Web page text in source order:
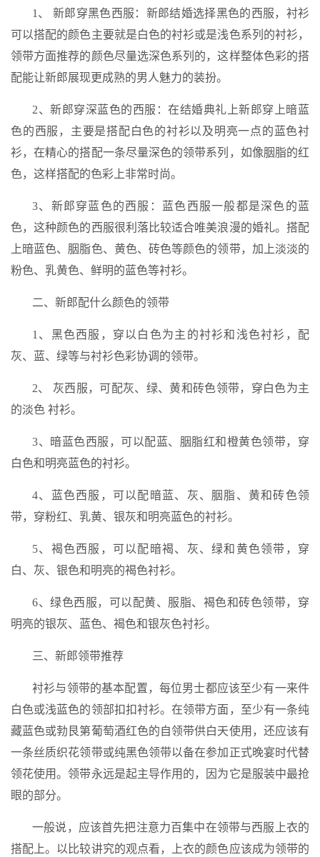
1、 新郎穿黑色西服：新郎结婚选择黑色的西服，衬衫
可以搭配的颜色主要就是白色的衬衫或是浅色系列的衬衫，
领带方面推荐的颜色尽量选深色系列的，这样整体色彩的搭
配能让新郎展现更成熟的男人魅力的装扮。
2、新郎穿深蓝色的西服：在结婚典礼上新郎穿上暗蓝
色的西服，主要是搭配白色的衬衫以及明亮一点的蓝色衬
衫，在精心的搭配一条尽量深色的领带系列，如像胭脂的红
色，这样搭配的色彩上非常时尚。
3、新郎穿蓝色的西服：蓝色西服一般都是深色的蓝
色，这种颜色的西服很利落比较适合唯美浪漫的婚礼。搭配
上暗蓝色、胭脂色、黄色、砖色等颜色的领带，加上淡淡的
粉色、乳黄色、鲜明的蓝色等衬衫。
二、新郎配什么颜色的领带
1、黑色西服，穿以白色为主的衬衫和浅色衬衫，配
灰、蓝、绿等与衬衫色彩协调的领带。
2、 灰西服，可配灰、绿、黄和砖色领带，穿白色为主
的淡色 衬衫。
3、暗蓝色西服，可以配蓝、胭脂红和橙黄色领带，穿
白色和明亮蓝色的衬衫。
4、蓝色西服，可以配暗蓝、灰、胭脂、黄和砖色领
带，穿粉红、乳黄、银灰和明亮蓝色的衬衫。
5、褐色西服，可以配暗褐、灰、绿和黄色领带，穿
白、灰、银色和明亮的褐色衬衫。
6、绿色西服，可以配黄、服脂、褐色和砖色领带，穿
明亮的银灰、蓝色、褐色和银灰色衬衫。
三、新郎领带推荐
衬衫与领带的基本配置，每位男士都应该至少有一来件
白色或浅蓝色的领部扣扣衬衫。在领带方面，至少有一条纯
藏蓝色或勃艮第葡萄酒红色的自领带供白天使用，还应该有
一条丝质织花领带或纯黑色领带以备在参加正式晚宴时代替
领花使用。领带永远是起主导作用的，因为它是服装中最抢
眼的部分。
一般说，应该首先把注意力百集中在领带与西服上衣的
搭配上。以比较讲究的观点看，上衣的颜色应该成为领带的